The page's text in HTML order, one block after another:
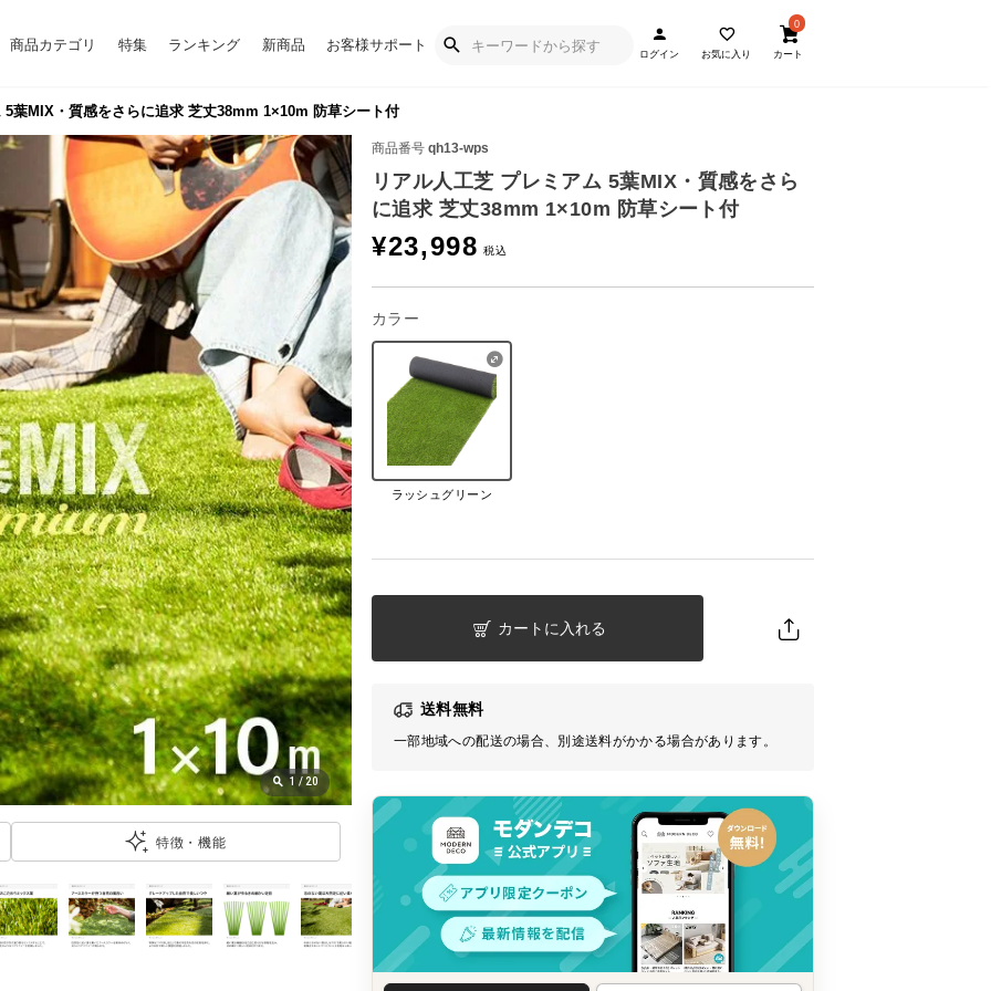
商品カテゴリ 特集 ランキング 新商品 お客様サポート
ログイン お気に入り
0
カート
葉MIX・質感をさらに追求 芝丈38mm 1×10m 防草シート付
商品番号 qh13-wps
リアル人工芝 プレミアム 5葉MIX・質感をさら
に追求 芝丈38mm 1×10m 防草シート付
¥23,998
カラー
ラッシュグリーン
カートに入れる
送料無料
一部地域への配送の場合、別途送料がかかる場合があります。
1 / 20
特徴・機能